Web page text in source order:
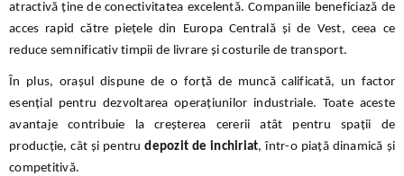
atractivă ține de conectivitatea excelentă. Companiile beneficiază de
acces rapid către piețele din Europa Centrală și de Vest, ceea ce
reduce semnificativ timpii de livrare și costurile de transport.
În plus, orașul dispune de o forță de muncă calificată, un factor
esențial pentru dezvoltarea operațiunilor industriale. Toate aceste
avantaje contribuie la creșterea cererii atât pentru spații de
producție, cât și pentrudepozit de inchiriat, într-o piață dinamică și
competitivă.